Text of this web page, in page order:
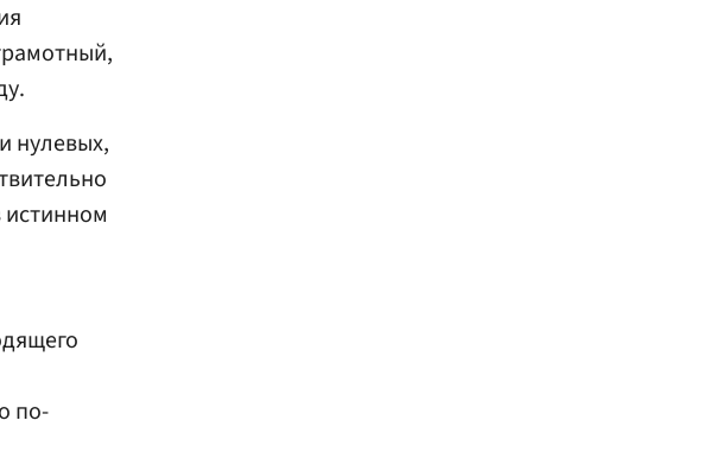
нулевых,
истинном
по-